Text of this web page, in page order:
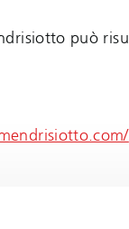
può